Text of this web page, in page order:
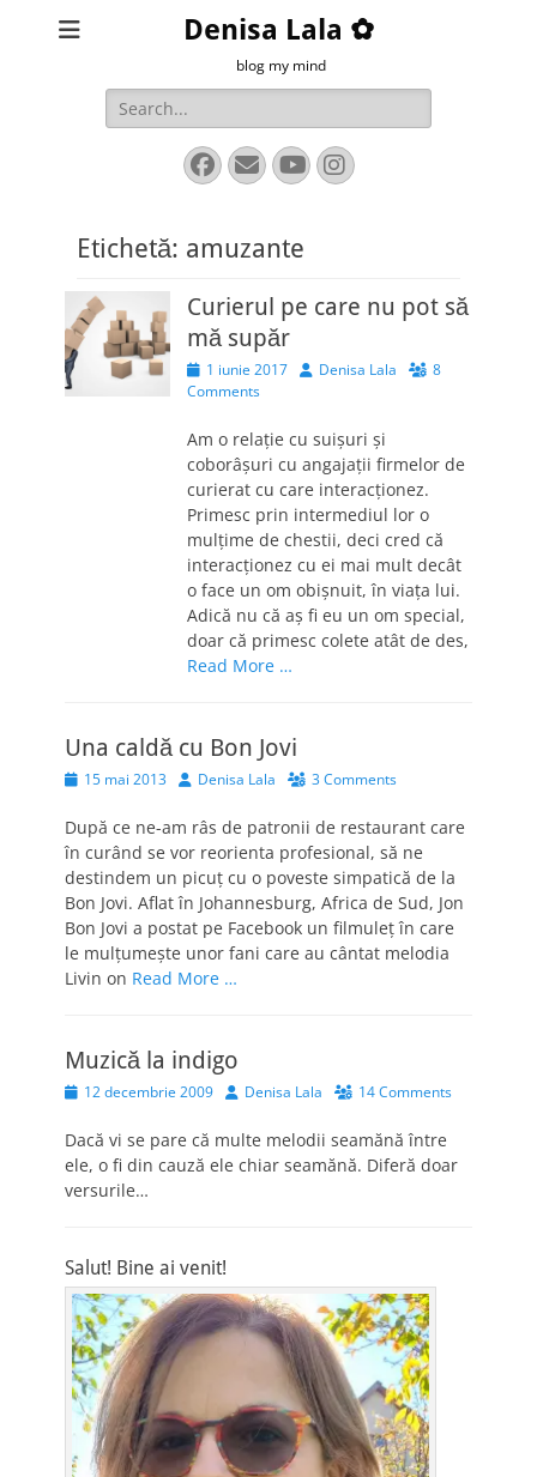
Denisa Lala ✿
blog my mind
Search
for:
Facebook
EmailYouTube
Instagram
Etichetă: amuzante
Curierul pe care nu pot să
mă supăr
Posted
on
1 iunie 2017 AuthorDenisa Lala
8
Comments
Am o relație cu suișuri și
coborâșuri cu angajații firmelor de
curierat cu care interacționez.
Primesc prin intermediul lor o
mulțime de chestii, deci cred că
interacționez cu ei mai mult decât
o face un om obișnuit, în viața lui.
Adică nu că aș fi eu un om special,
doar că primesc colete atât de des,
Read More …
Una caldă cu Bon Jovi
Posted15 mai 2013 AuthorDenisa Lala 3 Comments
După ce ne-am râs de patronii de restaurant care
în curând se vor reorienta profesional, să ne
destindem un picuţ cu o poveste simpatică de la
Bon Jovi. Aflat în Johannesburg, Africa de Sud, Jon
Bon Jovi a postat pe Facebook un filmuleţ în care
le mulţumeşte unor fani care au cântat melodia
Livin on Read More …
Muzică la indigo
Posted12 decembrie 2009 AuthorDenisa Lala 14 Comments
Dacă vi se pare că multe melodii seamănă între
ele, o fi din cauză ele chiar seamănă. Diferă doar
versurile…
Salut! Bine ai venit!